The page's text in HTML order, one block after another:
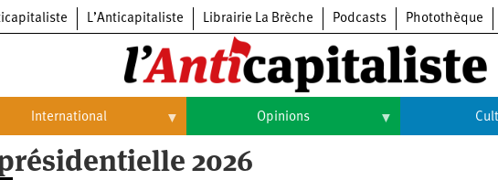
L’Anticapitaliste Librairie La Brèche Podcasts Photothèque
International Opinions
Opinions
2026